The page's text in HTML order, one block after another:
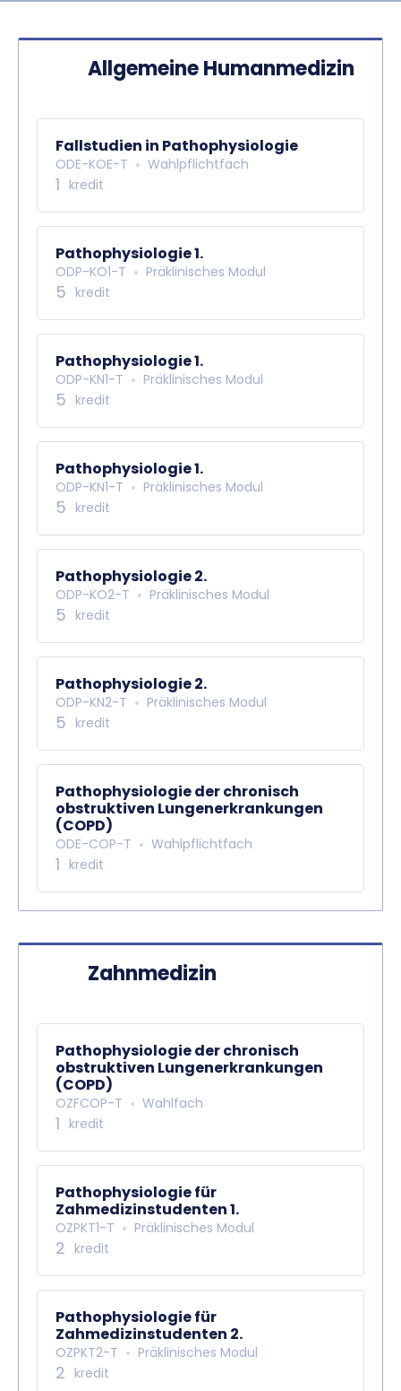
HU EN DE
Allgemeine Humanmedizin
Fallstudien in Pathophysiologie
ODE-KOE-T Wahlpflichtfach
1 kredit
Pathophysiologie 1.
ODP-KO1-T Präklinisches Modul
5 kredit
Pathophysiologie 1.
ODP-KN1-T Präklinisches Modul
5 kredit
Pathophysiologie 1.
ODP-KN1-T Präklinisches Modul
5 kredit
Pathophysiologie 2.
ODP-KO2-T Präklinisches Modul
5 kredit
Pathophysiologie 2.
ODP-KN2-T Präklinisches Modul
5 kredit
Pathophysiologie der chronisch
obstruktiven Lungenerkrankungen
(COPD)
ODE-COP-T Wahlpflichtfach
1 kredit
Zahnmedizin
Pathophysiologie der chronisch
obstruktiven Lungenerkrankungen
(COPD)
OZFCOP-T Wahlfach
1 kredit
Pathophysiologie für
Zahmedizinstudenten 1.
OZPKT1-T Präklinisches Modul
2 kredit
Pathophysiologie für
Zahmedizinstudenten 2.
OZPKT2-T Präklinisches Modul
2 kredit